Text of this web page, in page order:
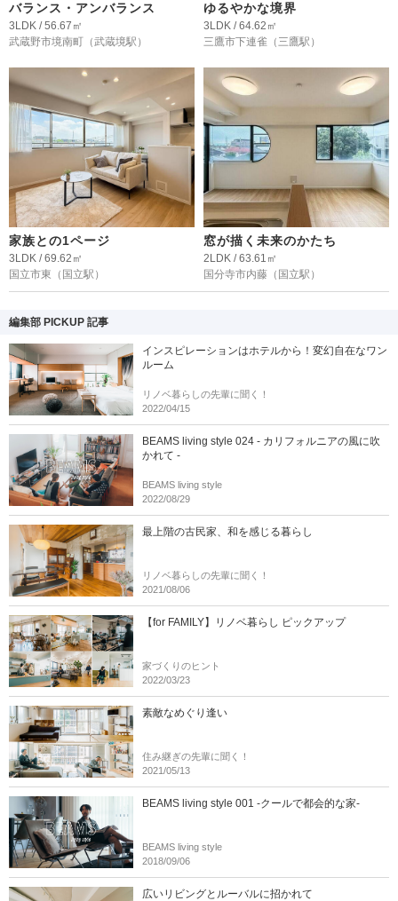
バランス・アンバランス
3LDK / 56.67㎡
武蔵野市境南町 （武蔵境駅）
ゆるやかな境界
3LDK / 64.62㎡
三鷹市下連雀 （三鷹駅）
家族との1ページ
3LDK / 69.62㎡
国立市東 （国立駅）
窓が描く未来のかたち
2LDK / 63.61㎡
国分寺市内藤 （国立駅）
編集部 PICKUP 記事
インスピレーションはホテルから！変幻自在なワン
ルーム
リノベ暮らしの先輩に聞く！
2022/04/15
BEAMS living style 024 - カリフォルニアの風に吹
かれて -
BEAMS living style
2022/08/29
最上階の古民家、和を感じる暮らし
リノベ暮らしの先輩に聞く！
2021/08/06
【for FAMILY】リノベ暮らし ピックアップ
家づくりのヒント
2022/03/23
素敵なめぐり逢い
住み継ぎの先輩に聞く！
2021/05/13
BEAMS living style 001 -クールで都会的な家-
BEAMS living style
2018/09/06
広いリビングとルーバルに招かれて